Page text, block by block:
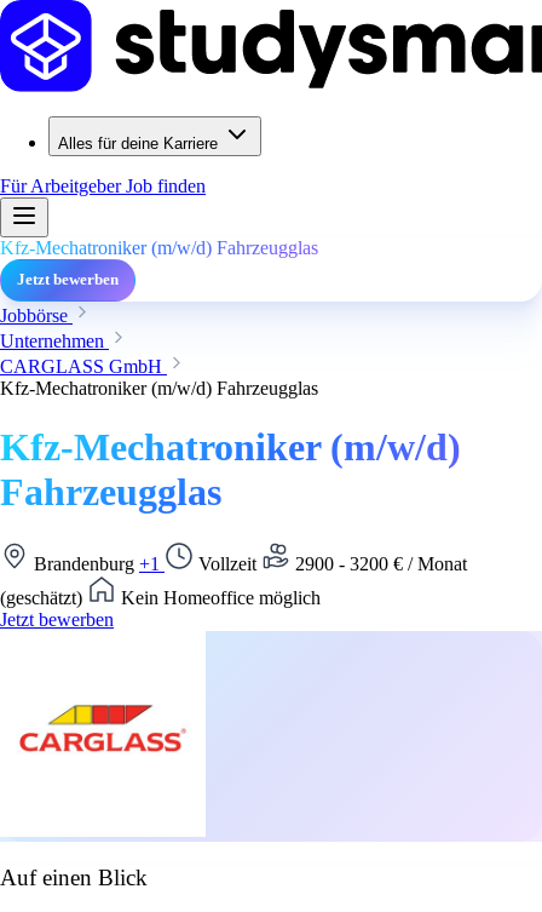
Alles für deine Karriere
Für ArbeitgeberJob finden
Kfz-Mechatroniker (m/w/d) Fahrzeugglas
Jetzt bewerben
Jobbörse
Unternehmen
CARGLASS GmbH
Kfz-Mechatroniker (m/w/d) Fahrzeugglas
Kfz-Mechatroniker (m/w/d)
Fahrzeugglas
Brandenburg +1 Vollzeit
2900 - 3200 € / Monat
(geschätzt)
Kein Homeoffice möglich
Jetzt bewerben
Auf einen Blick